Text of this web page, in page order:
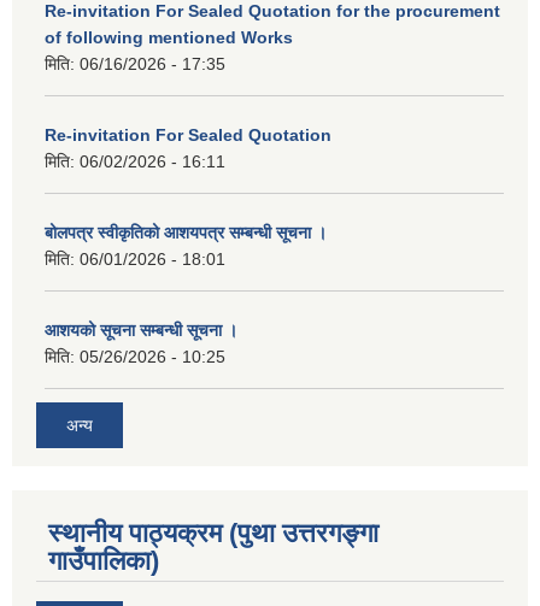
Re-invitation For Sealed Quotation for the procurement
of following mentioned Works
मिति: 06/16/2026 - 17:35
Re-invitation For Sealed Quotation
मिति: 06/02/2026 - 16:11
बोलपत्र स्वीकृतिको आशयपत्र सम्बन्धी सूचना ।
मिति: 06/01/2026 - 18:01
आशयको सूचना सम्बन्धी सूचना ।
मिति: 05/26/2026 - 10:25
अन्य
स्थानीय पाठ्यक्रम (पुथा उत्तरगङ्गा
गाउँपालिका)